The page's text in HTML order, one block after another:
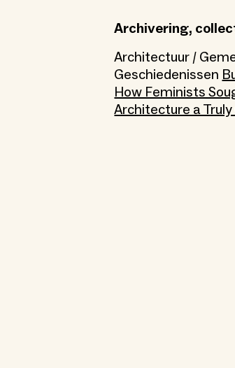
Archivering,
Architectuur /
Geschiedenissen
How Feminists
Architecture a